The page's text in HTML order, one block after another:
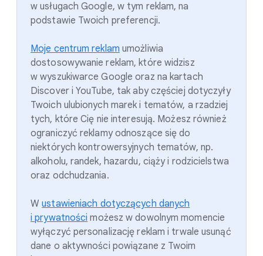
w usługach Google, w tym reklam, na
podstawie Twoich preferencji.
Moje centrum reklam umożliwia
dostosowywanie reklam, które widzisz
w wyszukiwarce Google oraz na kartach
Discover i YouTube, tak aby częściej dotyczyły
Twoich ulubionych marek i tematów, a rzadziej
tych, które Cię nie interesują. Możesz również
ograniczyć reklamy odnoszące się do
niektórych kontrowersyjnych tematów, np.
alkoholu, randek, hazardu, ciąży i rodzicielstwa
oraz odchudzania.
Wustawieniach dotyczących danych
i prywatności możesz w dowolnym momencie
wyłączyć personalizację reklam i trwale usunąć
dane o aktywności powiązane z Twoim